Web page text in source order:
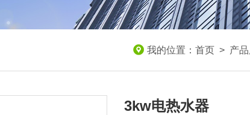
我的位置： 首页 > 产
3kw电热水器